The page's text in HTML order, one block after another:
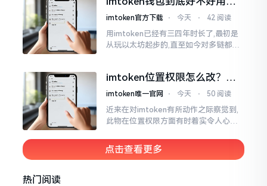
睹过非常多的人
老玩家说说真实体验
imtoken官方下载 ⋅ 今天 ⋅ 42 阅读
用imtoken已经有三四年时长了,最初是
从玩以太坊起步的,直至如今对多链都有
imtoken位置权限怎么改？手
把手教你搞定
imtoken唯一官网 ⋅ 今天 ⋅ 50 阅读
近来在对imtoken有所动作之际察觉到,
此物在位置权限方面有时着实令人心生
障情况,致使我呈现出一脸茫然不知所措
的模样
点击查看更多
热门阅读